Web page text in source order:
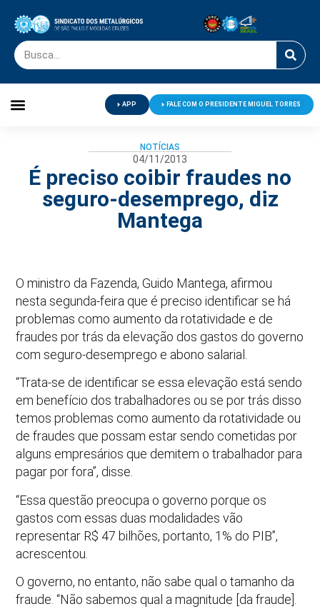
APP FALE COM O PRESIDENTE MIGUEL TORRES
NOTÍCIAS
04/11/2013
É preciso coibir fraudes no
seguro-desemprego, diz
Mantega
O ministro da Fazenda, Guido Mantega, afirmou
nesta segunda-feira que é preciso identificar se há
problemas como aumento da rotatividade e de
fraudes por trás da elevação dos gastos do governo
com seguro-desemprego e abono salarial.
“Trata-se de identificar se essa elevação está sendo
em benefício dos trabalhadores ou se por trás disso
temos problemas como aumento da rotatividade ou
de fraudes que possam estar sendo cometidas por
alguns empresários que demitem o trabalhador para
pagar por fora”, disse.
“Essa questão preocupa o governo porque os
gastos com essas duas modalidades vão
representar R$ 47 bilhões, portanto, 1% do PIB”,
acrescentou.
O governo, no entanto, não sabe qual o tamanho da
fraude. “Não sabemos qual a magnitude [da fraude].